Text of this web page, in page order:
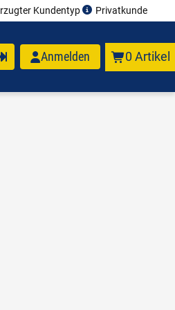
Kundentyp Privatkunde
Anmelden 0 Artikel